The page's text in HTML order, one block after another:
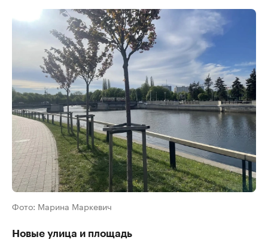
Фото: Марина Маркевич
Новые улица и площадь